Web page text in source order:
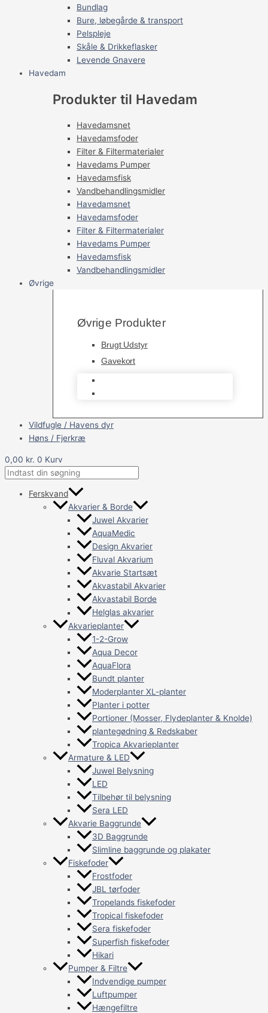
Bundlag
Bure, løbegårde & transport
Pelspleje
Skåle & Drikkeflasker
Levende Gnavere
Havedam
Produkter til Havedam
Havedamsnet
Havedamsfoder
Filter & Filtermaterialer
Havedams Pumper
Havedamsfisk
Vandbehandlingsmidler
Havedamsnet
Havedamsfoder
Filter & Filtermaterialer
Havedams Pumper
Havedamsfisk
Vandbehandlingsmidler
Øvrige
Øvrige Produkter
Brugt Udstyr
Gavekort
Vildfugle / Havens dyr
Høns / Fjerkræ
0,00 kr. 0 Kurv
Ferskvand
Akvarier & Borde
Juwel Akvarier
AquaMedic
Design Akvarier
Fluval Akvarium
Akvarie Startsæt
Akvastabil Akvarier
Akvastabil Borde
Helglas akvarier
Akvarieplanter
1-2-Grow
Aqua Decor
AquaFlora
Bundt planter
Moderplanter XL-planter
Planter i potter
Portioner (Mosser, Flydeplanter & Knolde)
plantegødning & Redskaber
Tropica Akvarieplanter
Armature & LED
Juwel Belysning
LED
Tilbehør til belysning
Sera LED
Akvarie Baggrunde
3D Baggrunde
Slimline baggrunde og plakater
Fiskefoder
Frostfoder
JBL tørfoder
Tropelands fiskefoder
Tropical fiskefoder
Sera fiskefoder
Superfish fiskefoder
Hikari
Pumper & Filtre
Indvendige pumper
Luftpumper
Hængefiltre